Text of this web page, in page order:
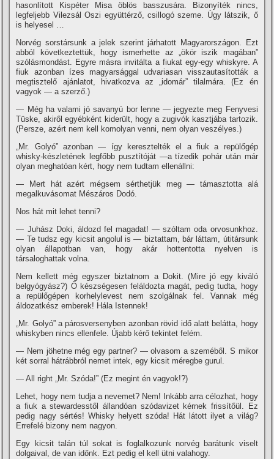
hasonlí­tott Kispéter Misa öblös basszusára. Bizonyí­ték nincs,
legfeljebb Vilezsál Oszi együttérző, csillogó szeme. Úgy látszik, ő
is helyesel …
Norvég sorstársunk a jelek szerint járhatott Magyarországon. Ezt
abból következtettük, hogy ismerhette az „ökör iszik magában”
szólásmondást. Egyre másra invitálta a fiukat egy-egy whiskyre. A
fiuk azonban í­zes magyarsággal udvariasan visszautasí­tották a
megtisztelő ajánlatot, hivatkozva az „idomár” tilalmára. (Ez én
vagyok — a szerző.)
— Még ha valami jó savanyú bor lenne — jegyezte meg Fenyvesi
Tüske, akiről egyébként kiderült, hogy a zugivók kasztjába tartozik.
(Persze, azért nem kell komolyan venni, nem olyan veszélyes.)
„Mr. Golyó” azonban — í­gy keresztelték el a fiuk a repülőgép
whisky-készletének legfőbb pusztí­tóját —a tí­zedik pohár után már
olyan meghatóan kért, hogy nem tudtam ellenállni:
— Mert hát azért mégsem sérthetjük meg — támasztotta alá
megalkuvásomat Mészáros Dodó.
Nos hát mit lehet tenni?
— Juhász Doki, áldozd fel magadat! — szóltam oda orvosunkhoz.
— Te tudsz egy kicsit angolul is — biztattam, bár láttam, útitársunk
olyan állapotban van, hogy akár hottentotta nyelven is
társaloghattak volna.
Nem kellett még egyszer biztatnom a Dokit. (Mire jó egy kiváló
belgyógyász?) Ő készségesen feláldozta magát, pedig tudta, hogy
a repülőgépen korhelylevest nem szolgálnak fel. Vannak még
áldozatkész emberek! Hála Istennek!
„Mr. Golyó” a párosversenyben azonban rövid idő alatt belátta, hogy
whiskyben nincs ellenfele. Újabb kérő tekintet felém.
— Nem jöhetne még egy partner? — olvasom a szeméből. S mikor
két sorral hátrábbról nemet intek, egy kicsit méregbe gurul.
— All right „Mr. Szóda!” (Ez megint én vagyok!?)
Lehet, hogy nem tudja a nevemet? Nem! Inkább arra célozhat, hogy
a fiuk a stewardesstől állandóan szódavizet kérnek frissí­tőül. Ez
pedig nagy sértés! Whisky helyett szóda! Hát látott ilyet a világ?
Errefelé bizony nem nagyon.
Egy kicsit talán túl sokat is foglalkozunk norvég barátunk viselt
dolgaival, de van időnk. Ezt pedig el kell ütni valahogy.